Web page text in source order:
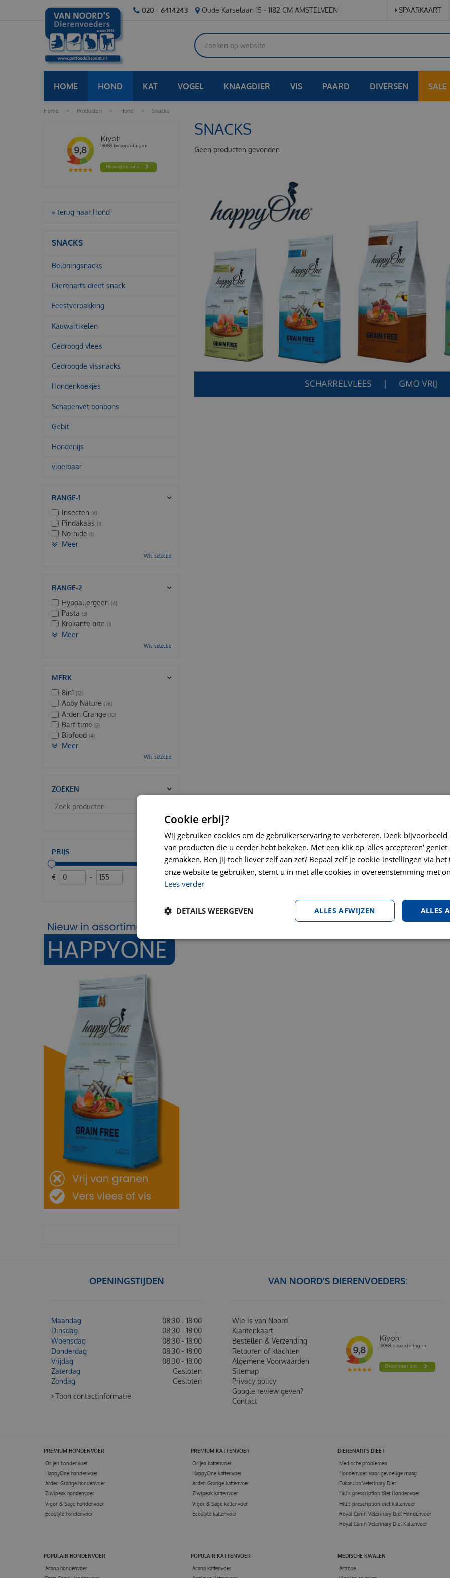
Home > Producten > Hond > Snacks
020 - 6414243 Oude Karselaan 15 - 1182 CM AMSTELVEEN SPAARKAART
HOME HOND KAT VOGEL KNAAGDIER VIS PAARD DIVERSEN SALE
SNACKS
Geen producten gevonden
« terug naar Hond
SNACKS
Beloningsnacks
Dierenarts dieet snack
Feestverpakking
Kauwartikelen
Gedroogd vlees
Gedroogde vissnacks
Hondenkoekjes
Schapenvet bonbons
Gebit
Hondenijs
vloeibaar
RANGE-1
Insecten (4)
Pindakaas (1)
No-hide (1)
Meer
Wis selectie
RANGE-2
Hypoallergeen (4)
Pasta (3)
Krokante bite (1)
Meer
Wis selectie
MERK
8in1 (12)
Abby Nature (76)
Arden Grange (10)
Barf-time (2)
Biofood (4)
Meer
Wis selectie
ZOEKEN
Wis selectie
PRIJS
€ -
OPENINGSTIJDEN
Maandag
08:30 - 18:00
Dinsdag
08:30 - 18:00
Woensdag
08:30 - 18:00
Donderdag
08:30 - 18:00
Vrijdag
08:30 - 18:00
Zaterdag
Gesloten
Zondag
Gesloten
Toon contactinformatie
VAN NOORD'S DIERENVOEDERS:
Wie is van Noord
Klantenkaart
Bestellen & Verzending
Retouren of klachten
Algemene Voorwaarden
Sitemap
Privacy policy
Google review geven?
Contact
PREMIUM HONDENVOER
Orijen hondenvoer
HappyOne hondenvoer
Arden Grange hondenvoer
Ziwipeak hondenvoer
Vigor & Sage hondenvoer
Ecostyle hondenvoer
PREMIUM KATTENVOER
Orijen kattenvoer
HappyOne kattenvoer
Arden Grange kattenvoer
Ziwipeak kattenvoer
Vigor & Sage kattenvoer
Ecostyle kattenvoer
DIERENARTS DIEET
Medische problemen
Hondenvoer voor gevoelige maag
Eukanuba Veterinary Diet
Hill's prescription diet Hondenvoer
Hill's prescription diet kattenvoer
Royal Canin Veterinary Diet Hondenvoer
Royal Canin Veterinary Diet Kattenvoer
POPULAIR HONDENVOER
Acana hondenvoer
POPULAIR KATTENVOER
Acana kattenvoer
MEDISCHE KWALEN
Artrose
Cookie erbij?
Wij gebruiken cookies om de gebruikerservaring te verbeteren. Denk bijvoorbeeld
van producten die u eerder hebt bekeken. Met een klik op 'alles accepteren' geniet
gemakken. Ben jij toch liever zelf aan zet? Bepaal zelf je cookie-instellingen via
onze website te gebruiken, stemt u in met alle cookies in overeenstemming met
Lees verder
ALLES
ALLES AFWIJZEN
DETAILS WEERGEVEN